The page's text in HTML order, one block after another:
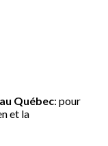
Québec: pour
et la